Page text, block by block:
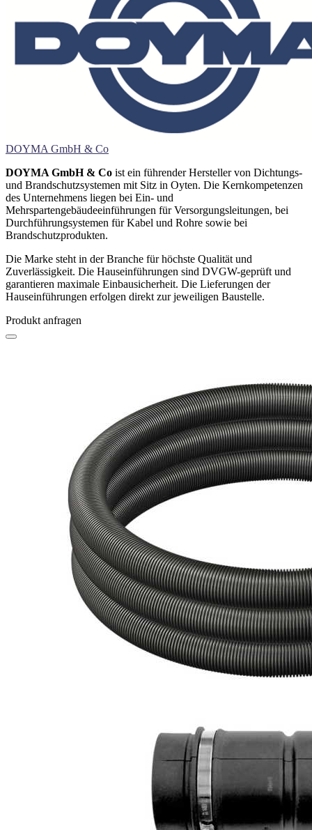
DOYMA GmbH & Co
DOYMA GmbH & Co ist ein führender Hersteller von Dichtungs-
und Brandschutzsystemen mit Sitz in Oyten. Die Kernkompetenzen
des Unternehmens liegen bei Ein- und
Mehrspartengebäudeeinführungen für Versorgungsleitungen, bei
Durchführungsystemen für Kabel und Rohre sowie bei
Brandschutzprodukten.
Die Marke steht in der Branche für höchste Qualität und
Zuverlässigkeit. Die Hauseinführungen sind DVGW-geprüft und
garantieren maximale Einbausicherheit. Die Lieferungen der
Hauseinführungen erfolgen direkt zur jeweiligen Baustelle.
Produkt anfragen